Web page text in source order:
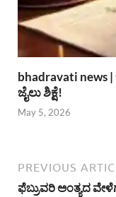
bhadravati news
ಜೈಲು ಶಿಕ್ಷೆ!
May 5, 2026
PREVIOUS
ಫೆಬ್ರುವರಿ ಅಂತ್ಯದ